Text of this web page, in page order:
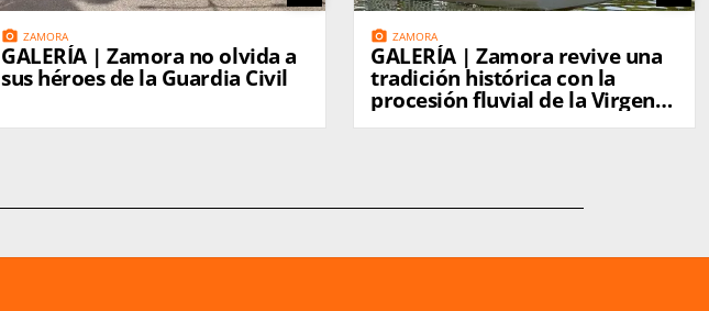
photo_camera ZAMORA
GALERÍA | Zamora no olvida a
sus héroes de la Guardia Civil
photo_camera ZAMORA
GALERÍA | Zamora revive una
tradición histórica con la
procesión fluvial de la Virgen
del Carmen